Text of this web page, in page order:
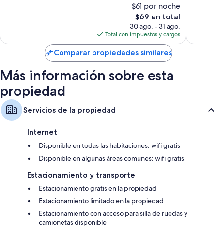
$61 por noche
El
precio
actual
es
de
$69
$69 en total
30 ago. - 31 ago.
Total con impuestos y cargos
Comparar propiedades similares
Más información sobre esta
propiedad
Servicios de la propiedad
Internet
Disponible en todas las habitaciones: wifi gratis
Disponible en algunas áreas comunes: wifi gratis
Estacionamiento y transporte
Estacionamiento gratis en la propiedad
Estacionamiento limitado en la propiedad
Estacionamiento con acceso para silla de ruedas y
camionetas disponible